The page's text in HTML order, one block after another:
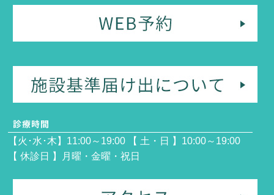
【火･水･木】11:00～19:00 【 土・日 】10:00～19:00
【 休診日 】月曜・金曜・祝日